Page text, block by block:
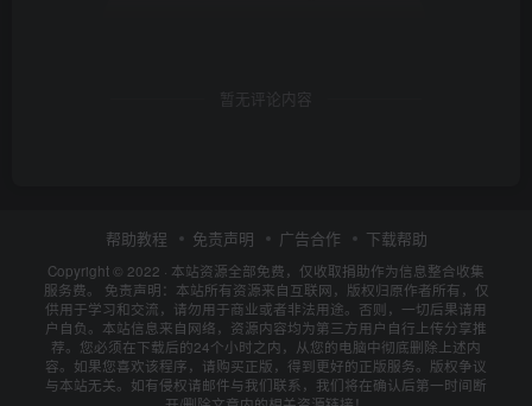
暂无评论内容
帮助教程 免责声明 广告合作 下载帮助
Copyright © 2022 · 本站资源全部免费，仅收取捐助作为信息整合收集
服务费。
免责声明：本站所有资源来自互联网，版权归原作者所有，仅
供用于学习和交流，请勿用于商业或者非法用途。否则，一切后果请用
户自负。本站信息来自网络，资源内容均为第三方用户自行上传分享推
荐。您必须在下载后的24个小时之内，从您的电脑中彻底删除上述内
容。如果您喜欢该程序，请购买正版，得到更好的正版服务。版权争议
与本站无关。如有侵权请邮件与我们联系，我们将在确认后第一时间断